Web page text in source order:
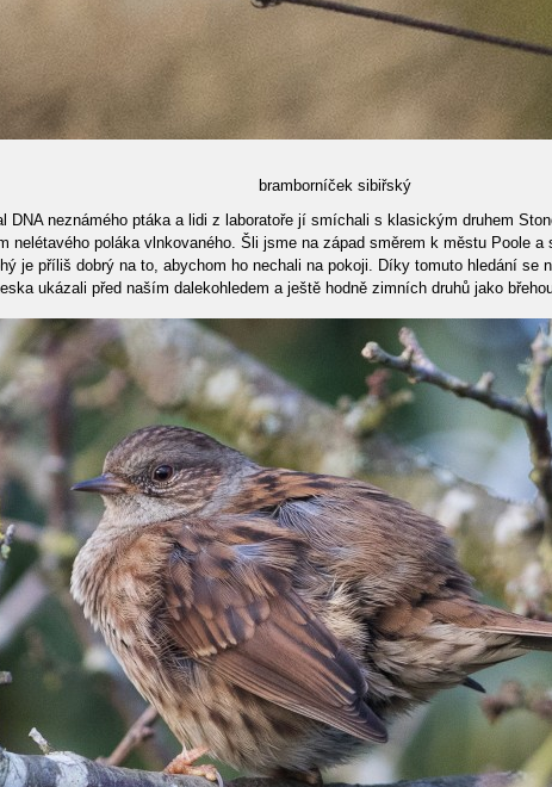
bramborníček sibiřský
DNA neznámého ptáka a lidi z laboratoře jí smíchali s klasickým druhem
nelétavého poláka vlnkovaného. Šli jsme na západ směrem k městu Poole
je příliš dobrý na to, abychom ho nechali na pokoji. Díky tomuto hledání se
ukázali před naším dalekohledem a ještě hodně zimních druhů jako